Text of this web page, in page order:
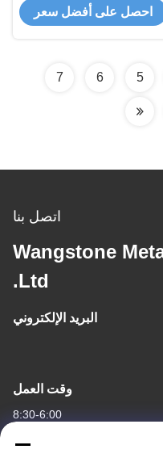
احصل على أفضل سعر
5
6
7
اتصل بنا
Wangstone
Ltd.
البريد الإلكتروني
وقت العمل
8:30-6:00
عنواننا